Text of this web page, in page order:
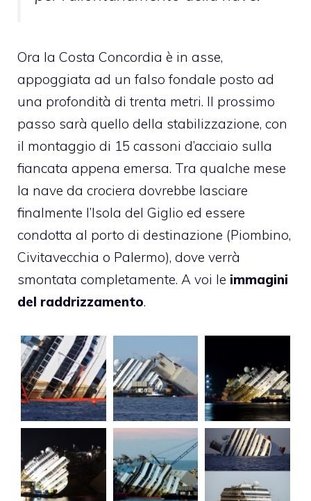
Ora la Costa Concordia è in asse,
appoggiata ad un falso fondale posto ad
una profondità di trenta metri. Il prossimo
passo sarà quello della stabilizzazione, con
il montaggio di 15 cassoni d’acciaio sulla
fiancata appena emersa. Tra qualche mese
la nave da crociera dovrebbe lasciare
finalmente l’Isola del Giglio ed essere
condotta al porto di destinazione (Piombino,
Civitavecchia o Palermo), dove verrà
smontata completamente. A voi le immagini
del raddrizzamento.